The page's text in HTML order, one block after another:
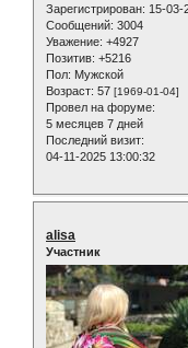
Зарегистрирован: 15-03-
Сообщений: 3004
Уважение: +4927
Позитив: +5216
Пол: Мужской
Возраст: 57 [1969-01-04]
Провел на форуме:
5 месяцев 7 дней
Последний визит:
04-11-2025 13:00:32
alisa
Участник